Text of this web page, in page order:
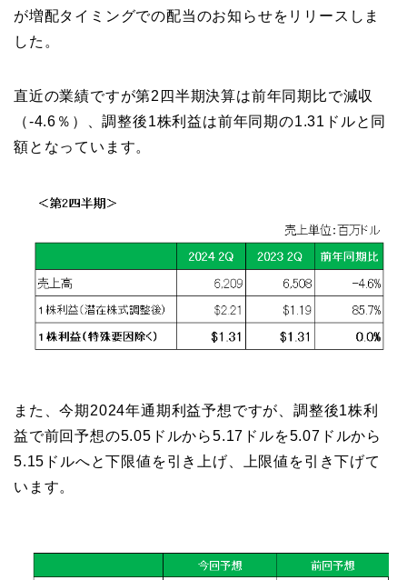
が増配タイミングでの配当のお知らせをリリースしま
した。
直近の業績ですが第2四半期決算は前年同期比で減収
（-4.6％）、調整後1株利益は前年同期の1.31ドルと同
額となっています。
また、今期2024年通期利益予想ですが、調整後1株利
益で前回予想の5.05ドルから5.17ドルを5.07ドルから
5.15ドルへと下限値を引き上げ、上限値を引き下げて
います。